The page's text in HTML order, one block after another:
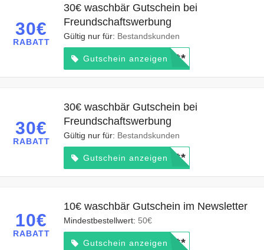
30€
RABATT
30€ waschbär Gutschein bei
Freundschaftswerbung
Gültig nur für: Bestandskunden
Gutschein anzeigen*****
30€
RABATT
30€ waschbär Gutschein bei
Freundschaftswerbung
Gültig nur für: Bestandskunden
Gutschein anzeigen*****
10€
RABATT
10€ waschbär Gutschein im Newsletter
Mindestbestellwert: 50€
Gutschein anzeigen*****